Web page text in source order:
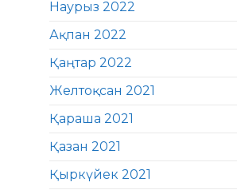
Наурыз 2022
Ақпан 2022
Қаңтар 2022
Желтоқсан 2021
Қараша 2021
Қазан 2021
Қыркүйек 2021